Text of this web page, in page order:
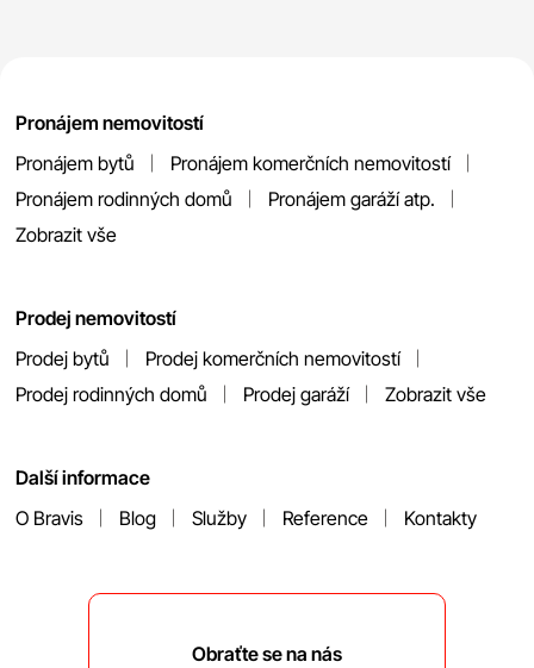
Pronájem nemovitostí
Pronájem bytů
Pronájem komerčních nemovitostí
Pronájem rodinných domů
Pronájem garáží atp.
Zobrazit vše
Prodej nemovitostí
Prodej bytů
Prodej komerčních nemovitostí
Prodej rodinných domů
Prodej garáží Zobrazit vše
Další informace
O Bravis
Blog Služby Reference Kontakty
Obraťte se na nás